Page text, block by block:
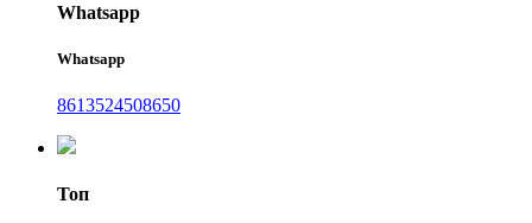
Whatsapp
Whatsapp
8613524508650
Топ